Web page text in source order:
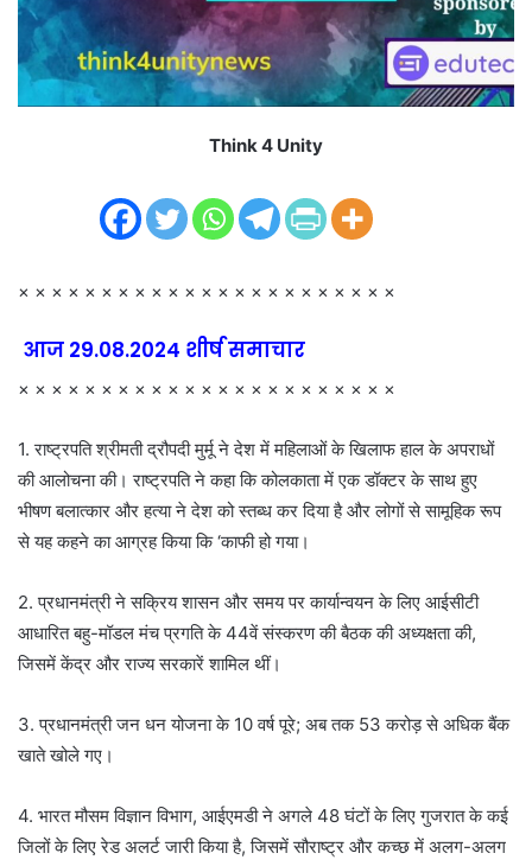
Think 4 Unity
× × × × × × × × × × × × × × × × × × × × × × ×
आज 29.08.2024 शीर्ष समाचार
× × × × × × × × × × × × × × × × × × × × × × ×
1. राष्ट्रपति श्रीमती द्रौपदी मुर्मू ने देश में महिलाओं के खिलाफ हाल के अपराधों
की आलोचना की। राष्ट्रपति ने कहा कि कोलकाता में एक डॉक्टर के साथ हुए
भीषण बलात्कार और हत्या ने देश को स्तब्ध कर दिया है और लोगों से सामूहिक रूप
से यह कहने का आग्रह किया कि ‘काफी हो गया।
2. प्रधानमंत्री ने सक्रिय शासन और समय पर कार्यान्वयन के लिए आईसीटी
आधारित बहु-मॉडल मंच प्रगति के 44वें संस्करण की बैठक की अध्यक्षता की,
जिसमें केंद्र और राज्य सरकारें शामिल थीं।
3. प्रधानमंत्री जन धन योजना के 10 वर्ष पूरे; अब तक 53 करोड़ से अधिक बैंक
खाते खोले गए।
4. भारत मौसम विज्ञान विभाग, आईएमडी ने अगले 48 घंटों के लिए गुजरात के कई
जिलों के लिए रेड अलर्ट जारी किया है, जिसमें सौराष्ट्र और कच्छ में अलग-अलग